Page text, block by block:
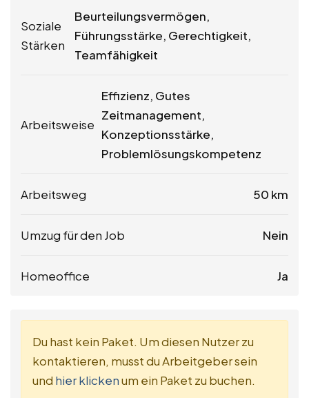
Soziale
Stärken
Beurteilungsvermögen,
Führungsstärke, Gerechtigkeit,
Teamfähigkeit
Arbeitsweise
Effizienz, Gutes
Zeitmanagement,
Konzeptionsstärke,
Problemlösungskompetenz
Arbeitsweg 50 km
Umzug für den Job Nein
Homeoffice Ja
Du hast kein Paket. Um diesen Nutzer zu
kontaktieren, musst du Arbeitgeber sein
und hier klickenum ein Paket zu buchen.